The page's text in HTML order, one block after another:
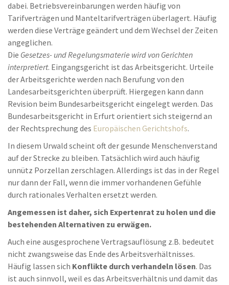
dabei. Betriebsvereinbarungen werden häufig von
Tarifverträgen und Manteltarifverträgen überlagert. Häufig
werden diese Verträge geändert und dem Wechsel der Zeiten
angeglichen.
Die Gesetzes- und Regelungsmaterie wird von Gerichten
interpretiert. Eingangsgericht ist das Arbeitsgericht. Urteile
der Arbeitsgerichte werden nach Berufung von den
Landesarbeitsgerichten überprüft. Hiergegen kann dann
Revision beim Bundesarbeitsgericht eingelegt werden. Das
Bundesarbeitsgericht in Erfurt orientiert sich steigernd an
der Rechtsprechung des Europäischen Gerichtshofs.
In diesem Urwald scheint oft der gesunde Menschenverstand
auf der Strecke zu bleiben. Tatsächlich wird auch häufig
unnütz Porzellan zerschlagen. Allerdings ist das in der Regel
nur dann der Fall, wenn die immer vorhandenen Gefühle
durch rationales Verhalten ersetzt werden.
Angemessen ist daher, sich Expertenrat zu holen und die
bestehenden Alternativen zu erwägen.
Auch eine ausgesprochene Vertragsauflösung z.B. bedeutet
nicht zwangsweise das Ende des Arbeitsverhältnisses.
Häufig lassen sich Konflikte durch verhandeln lösen. Das
ist auch sinnvoll, weil es das Arbeitsverhältnis und damit das